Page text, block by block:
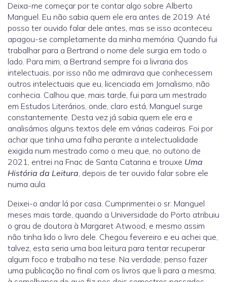
Deixa-me começar por te contar algo sobre Alberto
Manguel. Eu não sabia quem ele era antes de 2019. Até
posso ter ouvido falar dele antes, mas se isso aconteceu
apagou-se completamente da minha memória. Quando fui
trabalhar para a Bertrand o nome dele surgia em todo o
lado. Para mim, a Bertrand sempre foi a livraria dos
intelectuais, por isso não me admirava que conhecessem
outros intelectuais que eu, licenciada em Jornalismo, não
conhecia. Calhou que, mais tarde, fui para um mestrado
em Estudos Literários, onde, claro está, Manguel surge
constantemente. Desta vez já sabia quem ele era e
analisámos alguns textos dele em várias cadeiras. Foi por
achar que tinha uma falha perante a intelectualidade
exigida num mestrado como o meu que, no outono de
2021, entrei na Fnac de Santa Catarina e trouxe Uma
História da Leitura, depois de ter ouvido falar sobre ele
numa aula.
Deixei-o andar lá por casa. Cumprimentei o sr. Manguel
meses mais tarde, quando a Universidade do Porto atribuiu
o grau de doutora à Margaret Atwood, e mesmo assim
não tinha lido o livro dele. Chegou fevereiro e eu achei que,
talvez, esta seria uma boa leitura para tentar recuperar
algum foco e trabalho na tese. Na verdade, penso fazer
uma publicação no final com os livros que li para a mesma,